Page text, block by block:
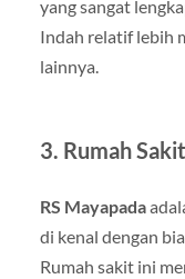
yang sangat
Indah relatif lebih
lainnya.
3. Rumah
RS Mayapada
di kenal dengan
Rumah sakit ini